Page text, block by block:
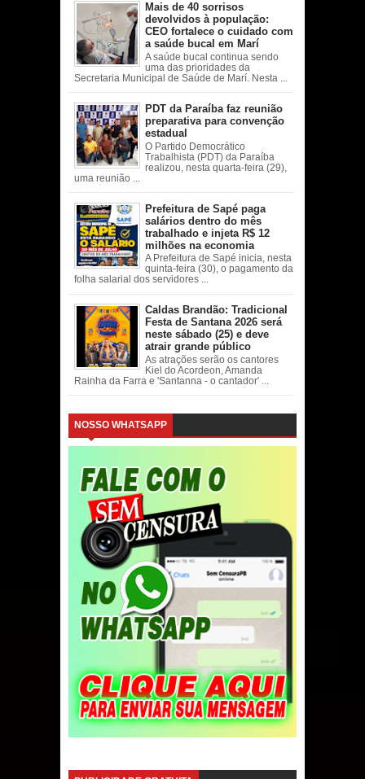
Mais de 40 sorrisos
devolvidos à população:
CEO fortalece o cuidado com
a saúde bucal em Marí
A saúde bucal continua sendo
uma das prioridades da
Secretaria Municipal de Saúde de Marí. Nesta ...
PDT da Paraíba faz reunião
preparativa para convenção
estadual
O Partido Democrático
Trabalhista (PDT) da Paraíba
realizou, nesta quarta-feira (29),
uma reunião ...
Prefeitura de Sapé paga
salários dentro do mês
trabalhado e injeta R$ 12
milhões na economia
A Prefeitura de Sapé inicia, nesta
quinta-feira (30), o pagamento da
folha salarial dos servidores ...
Caldas Brandão: Tradicional
Festa de Santana 2026 será
neste sábado (25) e deve
atrair grande público
As atrações serão os cantores
Kiel do Acordeon, Amanda
Rainha da Farra e 'Santanna - o cantador' ...
NOSSO WHATSAPP